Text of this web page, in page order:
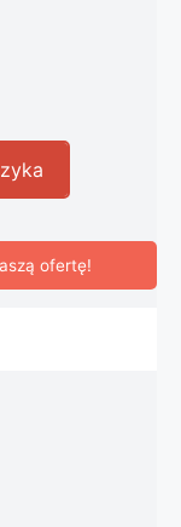
lampa
ofertę!